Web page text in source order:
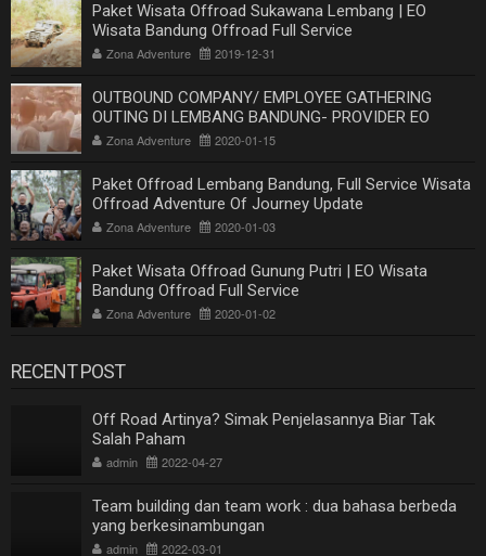
Paket Wisata Offroad Sukawana Lembang | EO
Wisata Bandung Offroad Full Service
Zona Adventure 2019-12-31
OUTBOUND COMPANY/ EMPLOYEE GATHERING
OUTING DI LEMBANG BANDUNG- PROVIDER EO
OUTBOUND LEMBANG BANDUNG
Zona Adventure 2020-01-15
Paket Offroad Lembang Bandung, Full Service Wisata
Offroad Adventure Of Journey Update
Zona Adventure 2020-01-03
Paket Wisata Offroad Gunung Putri | EO Wisata
Bandung Offroad Full Service
Zona Adventure 2020-01-02
RECENT POST
Off Road Artinya? Simak Penjelasannya Biar Tak
Salah Paham
admin 2022-04-27
Team building dan team work : dua bahasa berbeda
yang berkesinambungan
admin 2022-03-01